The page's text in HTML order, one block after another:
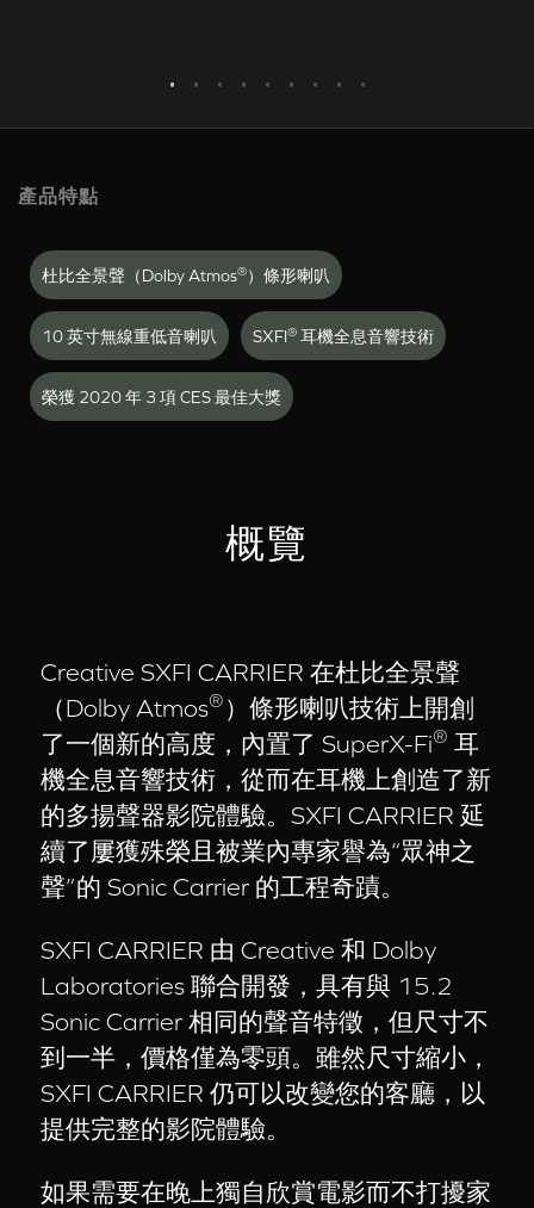
產品特點
杜比全景聲（Dolby Atmos®）條形喇叭
10 英寸無線重低音喇叭 SXFI® 耳機全息音響技術
榮獲 2020 年 3 項 CES 最佳大獎
概覽
Creative SXFI CARRIER 在杜比全景聲
（Dolby Atmos® ）條形喇叭技術上開創
了一個新的高度，內置了 SuperX-Fi® 耳
機全息音響技術，從而在耳機上創造了新
的多揚聲器影院體驗。SXFI CARRIER 延
續了屢獲殊榮且被業內專家譽為“眾神之
聲”的 Sonic Carrier 的工程奇蹟。
SXFI CARRIER 由 Creative 和 Dolby
Laboratories 聯合開發，具有與 15.2
Sonic Carrier 相同的聲音特徵，但尺寸不
到一半，價格僅為零頭。雖然尺寸縮小，
SXFI CARRIER 仍可以改變您的客廳，以
提供完整的影院體驗。
如果需要在晚上獨自欣賞電影而不打擾家